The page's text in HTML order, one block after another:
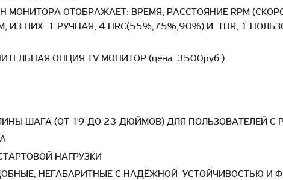
МОНИТОРА ОТОБРАЖАЕТ: ВРЕМЯ, РАССТОЯНИЕ RPM
ИЗ НИХ: 1 РУЧНАЯ, 4 HRC(55%,75%,90%) И THR, 1
ОПЦИЯ TV МОНИТОР (цена 3500руб.)
ШАГА (ОТ 19 ДО 23 ДЮЙМОВ) ДЛЯ ПОЛЬЗОВАТЕЛЕЙ
НАГРУЗКИ
НЕГАБАРИТНЫЕ С НАДЁЖНОЙ УСТОЙЧИВОСТЬЮ И